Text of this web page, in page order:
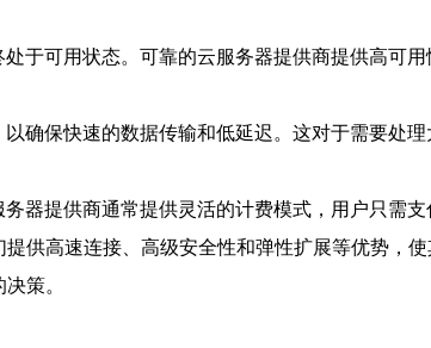
于可用状态。可靠的云服务器提供商提供高可用
确保快速的数据传输和低延迟。这对于需要处
器提供商通常提供灵活的计费模式，用户只需支
供高速连接、高级安全性和弹性扩展等优势，
策。